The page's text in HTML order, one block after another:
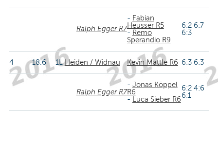
Ralph Egger R7
- Fabian
Heusser R5
- Remo
Sperandio R9
6:2 6:7
6:3
4 18.6 1LHeiden / Widnau Kevin Mattle R6 6:3 6:3
Ralph Egger R7
- Jonas Köppel
R6
-
Luca Sieber R6
6:2 4:6
6:1